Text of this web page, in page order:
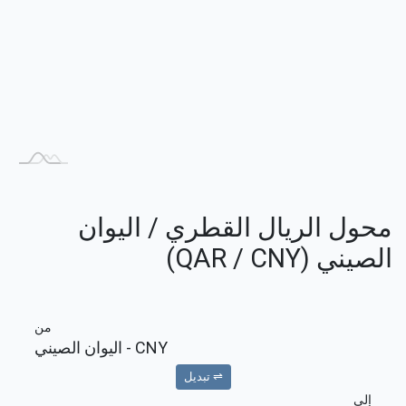
محول الريال القطري / اليوان
الصيني (QAR / CNY)
من
CNY - اليوان الصيني
⇌ تبديل
إلى